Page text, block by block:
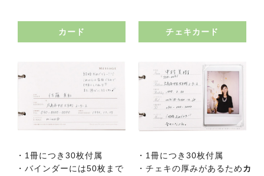
カード チェキカード
・1冊につき30枚付属
・バインダーには50枚まで
・1冊につき30枚付属
・チェキの厚みがあるためカ